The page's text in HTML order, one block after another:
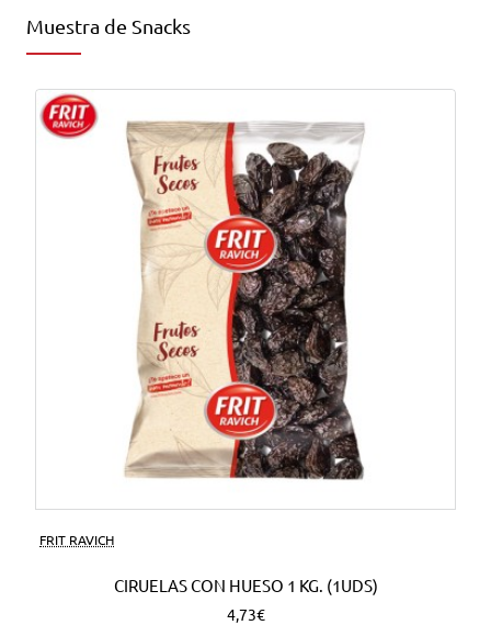
Muestra de Snacks
FRIT RAVICH
CIRUELAS CON HUESO 1 KG. (1UDS)
4,73€